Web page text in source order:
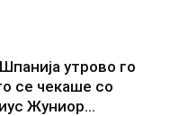
утрово го
се чекаше со
Жуниор...